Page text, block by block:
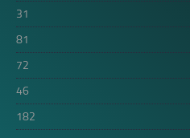
31
81
72
46
182